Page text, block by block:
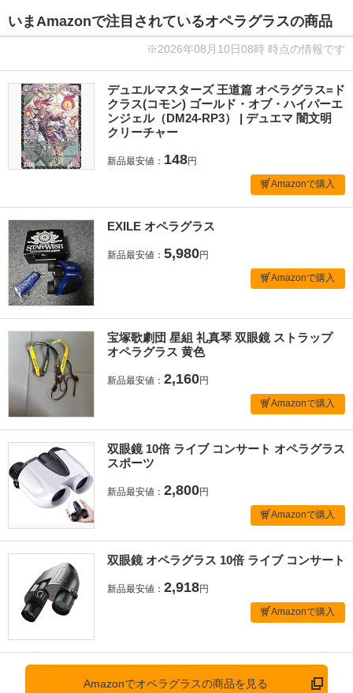
いまAmazonで注目されているオペラグラスの商品
※2026年08月10日08時 時点の情報です
デュエルマスターズ 王道篇 オペラグラス=ド
クラス(コモン) ゴールド・オブ・ハイパーエ
ンジェル（DM24-RP3） | デュエマ 闇文明
クリーチャー
新品最安値： 148円
Amazonで購入
EXILE オペラグラス
新品最安値： 5,980円
Amazonで購入
宝塚歌劇団 星組 礼真琴 双眼鏡 ストラップ
オペラグラス 黄色
新品最安値： 2,160円
Amazonで購入
双眼鏡 10倍 ライブ コンサート オペラグラス
スポーツ
新品最安値： 2,800円
Amazonで購入
双眼鏡 オペラグラス 10倍 ライブ コンサート
新品最安値： 2,918円
Amazonで購入
Amazonでオペラグラスの商品を見る